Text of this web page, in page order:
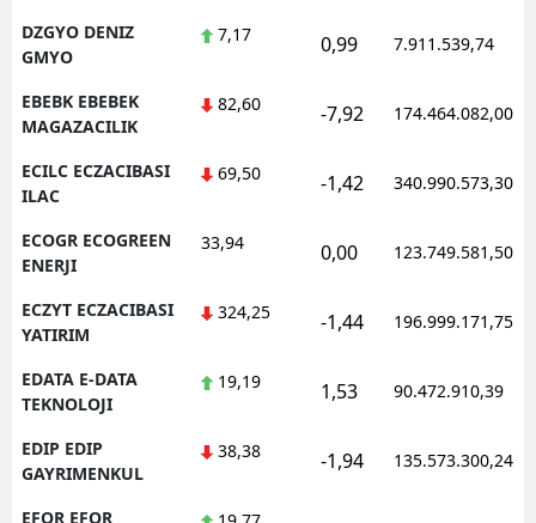
DZGYO DENIZ
GMYO
7,17 0,99 7.911.539,74
EBEBK EBEBEK
MAGAZACILIK
82,60 -7,92 174.464.082,00
ECILC ECZACIBASI
ILAC
69,50 -1,42 340.990.573,30
ECOGR ECOGREEN
ENERJI
33,94 0,00 123.749.581,50
ECZYT ECZACIBASI
YATIRIM
324,25 -1,44 196.999.171,75
EDATA E-DATA
TEKNOLOJI
19,19 1,53 90.472.910,39
EDIP EDIP
GAYRIMENKUL
38,38 -1,94 135.573.300,24
EFOR EFOR